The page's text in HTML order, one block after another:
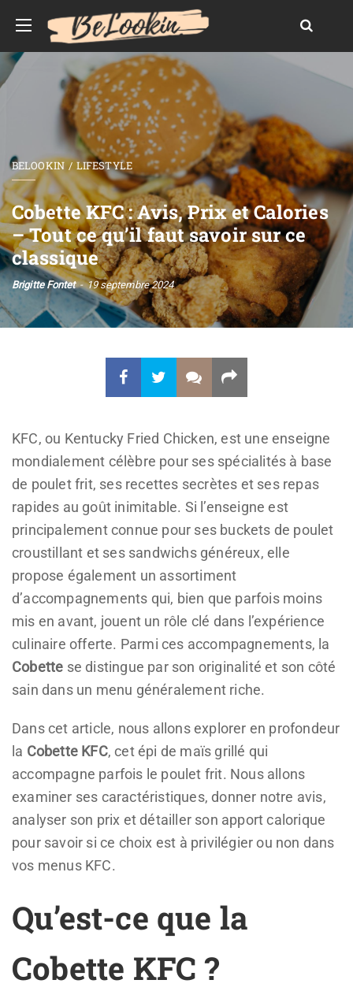
BELOOKIN LIFESTYLE
Cobette KFC : Avis, Prix et Calories
– Tout ce qu’il faut savoir sur ce
classique
Brigitte Fontet 19 septembre 2024
KFC, ou Kentucky Fried Chicken, est une enseigne
mondialement célèbre pour ses spécialités à base
de poulet frit, ses recettes secrètes et ses repas
rapides au goût inimitable. Si l’enseigne est
principalement connue pour ses buckets de poulet
croustillant et ses sandwichs généreux, elle
propose également un assortiment
d’accompagnements qui, bien que parfois moins
mis en avant, jouent un rôle clé dans l’expérience
culinaire offerte. Parmi ces accompagnements, la
Cobette se distingue par son originalité et son côté
sain dans un menu généralement riche.
Dans cet article, nous allons explorer en profondeur
la Cobette KFC, cet épi de maïs grillé qui
accompagne parfois le poulet frit. Nous allons
examiner ses caractéristiques, donner notre avis,
analyser son prix et détailler son apport calorique
pour savoir si ce choix est à privilégier ou non dans
vos menus KFC.
Qu’est-ce que la
Cobette KFC ?